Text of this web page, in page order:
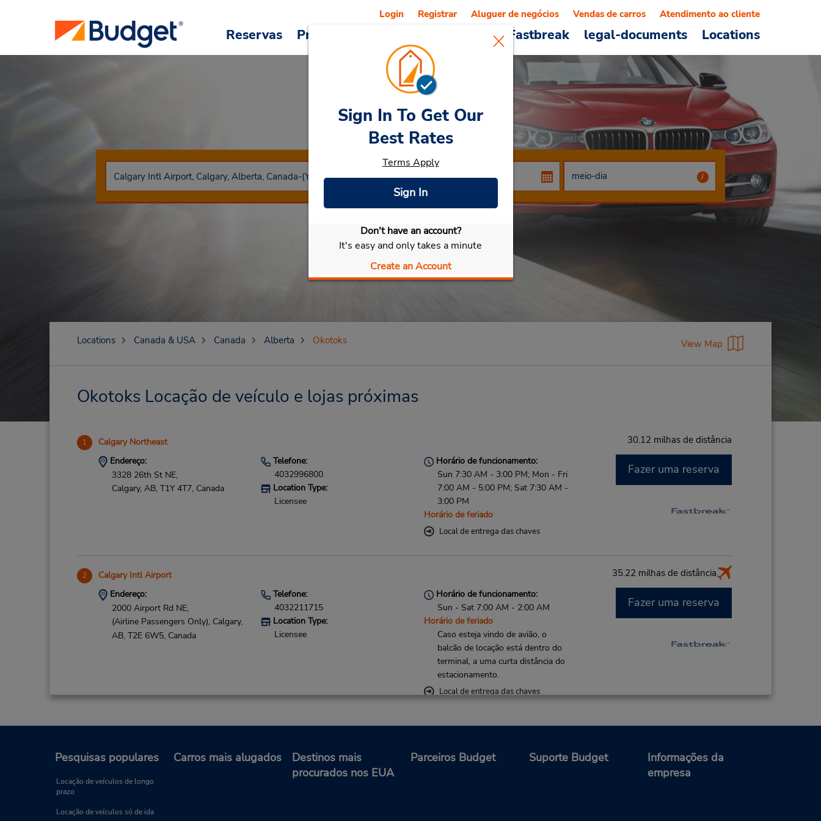
Reservas Promoções Veículos e serviços Fastbreak legal-documents Locations
Login Registrar Aluguer de negócios Vendas de carros Atendimento ao cliente
Car RentalOkotoks
Selecionar meu carro
Sign In To Get Our
Best Rates
Terms Apply
Sign In
Don't have an account?
It's easy and only takes a minute
Create an Account
Locations Canada & USA Canada Alberta Okotoks View Map
Okotoks Locação de veículo e lojas próximas
1 Calgary Northeast 30.12 milhas de distância
Endereço:
3328 26th St NE,
Calgary, AB, T1Y 4T7, Canada
Telefone:
4032996800
Location Type:
Licensee
Horário de funcionamento:
Sun 7:30 AM - 3:00 PM; Mon - Fri
7:00 AM - 5:00 PM; Sat 7:30 AM -
3:00 PM
Horário de feriado
Local de entrega das chaves
Fazer uma reserva
2 Calgary Intl Airport 35.22 milhas de distância
Endereço:
2000 Airport Rd NE,
(Airline Passengers Only), Calgary,
AB, T2E 6W5, Canada
Telefone:
4032211715
Location Type:
Licensee
Horário de funcionamento:
Sun - Sat 7:00 AM - 2:00 AM
Horário de feriado
Caso esteja vindo de avião, o
balcão de locação está dentro do
terminal, a uma curta distância do
estacionamento.
Local de entrega das chaves
Fazer uma reserva
Pesquisas populares
Locação de veículos de longo
prazo
Locação de veículos só de ida
Carros mais alugados
Destinos mais
procurados nos EUA
Parceiros Budget Suporte Budget
Informações da
empresa